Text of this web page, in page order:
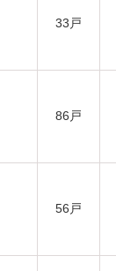
33戸
86戸
56戸